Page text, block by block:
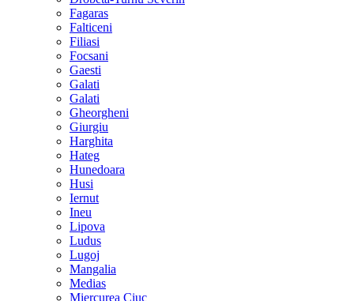
Fagaras
Falticeni
Filiasi
Focsani
Gaesti
Galati
Galati
Gheorgheni
Giurgiu
Harghita
Hateg
Hunedoara
Husi
Iernut
Ineu
Lipova
Ludus
Lugoj
Mangalia
Medias
Miercurea Ciuc